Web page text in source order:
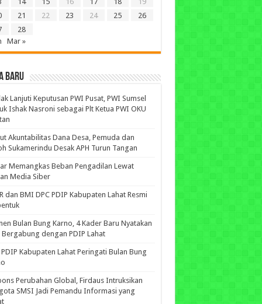
21 22 23 24 25
26
28
Mar »
BARU
Lanjuti Keputusan PWI Pusat, PWI Sumsel
Ishak Nasroni sebagai Plt Ketua PWI OKU
Akuntabilitas Dana Desa, Pemuda dan
Sukamerindu Desak APH Turun Tangan
Memangkas Beban Pengadilan Lewat
Media Siber
dan BMI DPC PDIP Kabupaten Lahat Resmi
Bulan Bung Karno, 4 Kader Baru Nyatakan
Bergabung dengan PDIP Lahat
PDIP Kabupaten Lahat Peringati Bulan Bung
Perubahan Global, Firdaus Intruksikan
SMSI Jadi Pemandu Informasi yang